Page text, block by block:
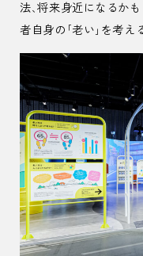
法、将来身近になるか
者自身の「老い」を考え